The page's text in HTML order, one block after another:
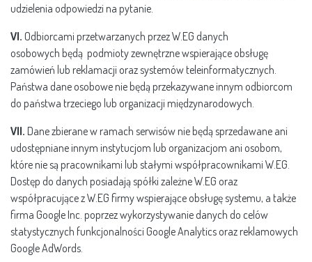
udzielenia odpowiedzi na pytanie.
VI. Odbiorcami przetwarzanych przez W.EG danych
osobowych będą podmioty zewnętrzne wspierające obsługę
zamówień lub reklamacji oraz systemów teleinformatycznych.
Państwa dane osobowe nie będą przekazywane innym odbiorcom
do państwa trzeciego lub organizacji międzynarodowych.
VII. Dane zbierane w ramach serwisów nie będą sprzedawane ani
udostępniane innym instytucjom lub organizacjom ani osobom,
które nie są pracownikami lub stałymi współpracownikami W.EG.
Dostęp do danych posiadają spółki zależne W.EG oraz
współpracujące z W.EG firmy wspierające obsługę systemu, a także
firma Google Inc. poprzez wykorzystywanie danych do celów
statystycznych funkcjonalności Google Analytics oraz reklamowych
Google AdWords.